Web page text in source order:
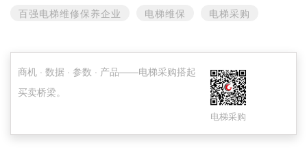
业、花样年物业和上海物业等客户的长期供货
同时，公司还是深圳市首批获得劳动局颁发的
“电梯维修保养安全认可证”的单位之一。更获得
了国家市场监管总局颁发的“特种设备安装改造维
修许可证（电梯）”国家双“A”级资质，还是广东
百强电梯维修保养企业 电梯维保 电梯采购
商机 · 数据 · 参数 · 产品——电梯采购搭起
买卖桥梁。
电梯采购